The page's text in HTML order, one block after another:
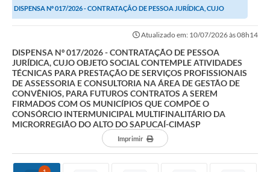
DISPENSA Nº 017/2026 - CONTRATAÇÃO DE PESSOA JURÍDICA, CUJO
Atualizado em: 10/07/2026 às 08h14
DISPENSA Nº 017/2026 - CONTRATAÇÃO DE PESSOA
JURÍDICA, CUJO OBJETO SOCIAL CONTEMPLE ATIVIDADES
TÉCNICAS PARA PRESTAÇÃO DE SERVIÇOS PROFISSIONAIS
DE ASSESSORIA E CONSULTORIA NA ÁREA DE GESTÃO DE
CONVÊNIOS, PARA FUTUROS CONTRATOS A SEREM
FIRMADOS COM OS MUNICÍPIOS QUE COMPÕE O
CONSÓRCIO INTERMUNICIPAL MULTIFINALITÁRIO DA
MICRORREGIÃO DO ALTO DO SAPUCAÍ-CIMASP
Imprimir